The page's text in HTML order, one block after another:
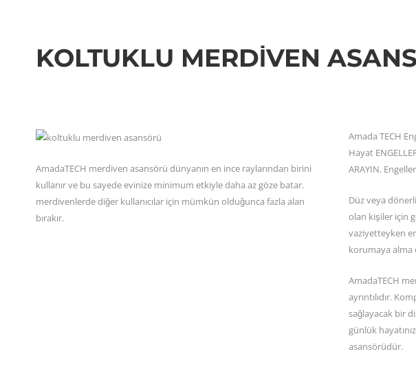
KOLTUKLU MERDİVEN
AmadaTECH merdiven asansörü dünyanın en ince raylarından birini
kullanır ve bu sayede evinize minimum etkiyle daha az göze batar.
merdivenlerde diğer kullanıcılar için mümkün olduğunca fazla alan
bırakır.
Amada TECH
Hayat
ARAYIN.
Düz veya
olan kişiler için
vaziyetteyken
korumaya alma
AmadaTECH
ayrıntılıdır.
sağlayacak bir
günlük
asansörüdür.